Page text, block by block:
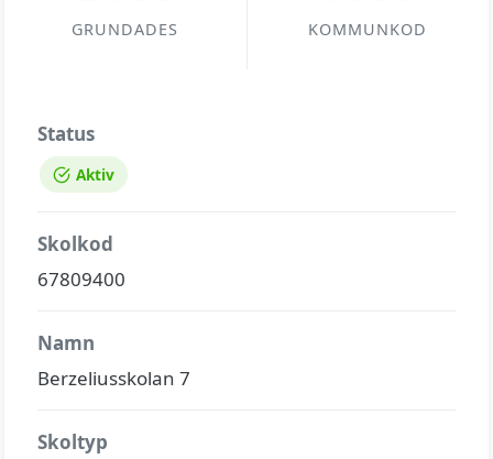
GRUNDADES KOMMUNKOD
Status
Aktiv
Skolkod
67809400
Namn
Berzeliusskolan 7
Skoltyp